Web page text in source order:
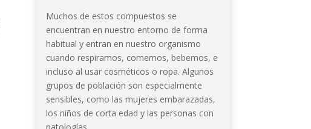
Muchos de estos compuestos se
encuentran en nuestro entorno de forma
habitual y entran en nuestro organismo
cuando respiramos, comemos, bebemos, e
incluso al usar cosméticos o ropa. Algunos
grupos de población son especialmente
sensibles, como las mujeres embarazadas,
los niños de corta edad y las personas con
patologías.